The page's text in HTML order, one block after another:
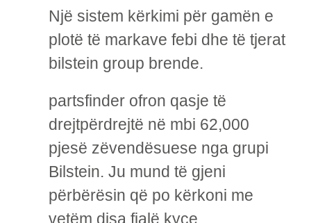
Një sistem kërkimi për gamën e
plotë të markave febi dhe të tjerat
bilstein group brende.
partsfinder ofron qasje të
drejtpërdrejtë në mbi 62,000
pjesë zëvendësuese nga grupi
Bilstein. Ju mund të gjeni
përbërësin që po kërkoni me
vetëm disa fjalë kyçe.